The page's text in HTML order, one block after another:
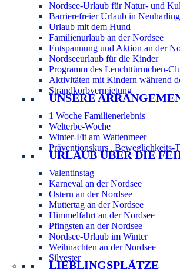
Nordsee-Urlaub für Natur- und
Barrierefreier Urlaub in
Urlaub mit dem Hund
Familienurlaub an der Nordsee
Entspannung und Aktion an der
Nordseeurlaub für die Kinder
Programm des Leuchttürmchen-
Aktivitäten mit Kindern während
Strandkorbvermietung
UNSERE
1 Woche Familienerlebnis
Welterbe-Woche
Winter-Fit am Wattenmeer
Präventionskurs „Beweglichkeits-
URLAUB ÜBER DIE
Valentinstag
Karneval an der Nordsee
Ostern an der Nordsee
Muttertag an der Nordsee
Himmelfahrt an der Nordsee
Pfingsten an der Nordsee
Nordsee-Urlaub im Winter
Weihnachten an der Nordsee
Silvester
LIEBLINGSPLÄTZE